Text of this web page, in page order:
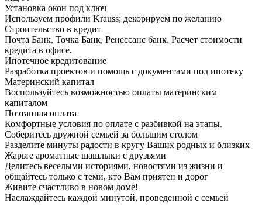
Установка окон под ключ
Используем профили Krauss; декорируем по желанию
Строительство в кредит
Почта Банк, Точка Банк, Ренессанс банк. Расчет стоимости
кредита в офисе.
Ипотечное кредитование
Разработка проектов и помощь с документами под ипотеку
Материнский капитал
Воспользуйтесь возможностью оплаты материнским
капиталом
Поэтапная оплата
Комфортные условия по оплате с разбивкой на этапы.
Соберитесь дружной семьей за большим столом
Разделите минуты радости в кругу Ваших родных и близких
Жарьте ароматные шашлыки с друзьями
Делитесь веселыми историями, новостями из жизни и
общайтесь только с теми, кто Вам приятен и дорог
Живите счастливо в новом доме!
Наслаждайтесь каждой минутой, проведенной с семьей